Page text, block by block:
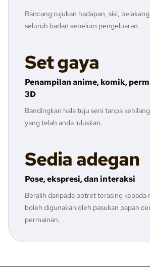
Rancang rujukan hadapan, sisi,
seluruh badan sebelum pengeluaran.
Set gaya
Penampilan anime, komik,
3D
Bandingkan hala tuju seni tanpa
yang telah anda luluskan.
Sedia adegan
Pose, ekspresi, dan interaksi
Beralih daripada potret terasing kepada
boleh digunakan oleh pasukan papan
permainan.